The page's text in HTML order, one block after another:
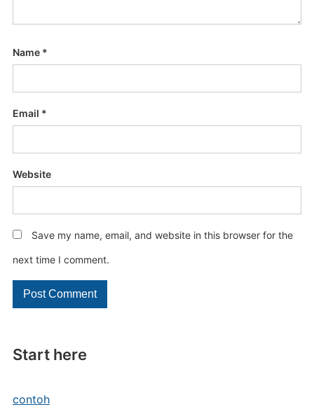
Start here
contoh
Name *
Email *
Website
Save my name, email, and website in this browser for the
next time I comment.